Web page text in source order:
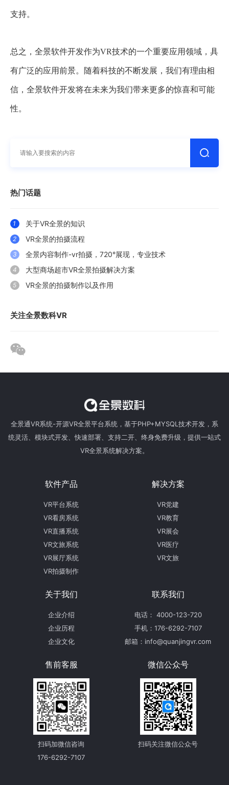
支持。
总之，全景软件开发作为VR技术的一个重要应用领域，具
有广泛的应用前景。随着科技的不断发展，我们有理由相
信，全景软件开发将在未来为我们带来更多的惊喜和可能
性。
热门话题
1 关于VR全景的知识
2 VR全景的拍摄流程
3 全景内容制作-vr拍摄，720°展现，专业技术
4 大型商场超市VR全景拍摄解决方案
5 VR全景的拍摄制作以及作用
关注全景数科VR
全景通VR系统-开源VR全景平台系统，基于PHP+MYSQL技术开发，系
统灵活、模块式开发、快速部署、支持二开、终身免费升级，提供一站式
VR全景系统解决方案。
软件产品
VR平台系统
VR看房系统
VR直播系统
VR文旅系统
VR展厅系统
VR拍摄制作
解决方案
VR党建
VR教育
VR展会
VR医疗
VR文旅
关于我们
企业介绍
企业历程
企业文化
联系我们
电话： 4000-123-720
手机：176-6292-7107
邮箱：info@quanjingvr.com
售前客服
扫码加微信咨询
176-6292-7107
微信公众号
扫码关注微信公众号